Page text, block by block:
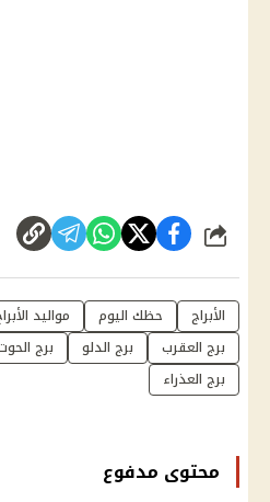
شارك
الأبراج حظك اليوم مواليد
برج العقرب
برج الدلو برج
برج العذراء
محتوى مدفوع